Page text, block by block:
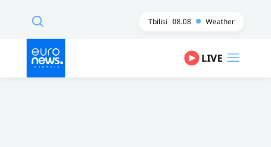
Tbilisi 08.08 Weather
LIVE